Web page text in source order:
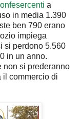
a
in media 1.390
ben 790 erano
impiega
si perdono 5.560
in un anno.
non si prederanno
il commercio di